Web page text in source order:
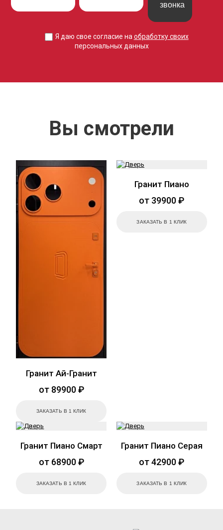
звонка
Я даю свое согласие на обработку своих
персональных данных
Вы смотрели
Гранит Ай-Гранит
от 89900 ₽
ЗАКАЗАТЬ В 1 КЛИК
Гранит Пиано
от 39900 ₽
ЗАКАЗАТЬ В 1 КЛИК
Гранит Пиано Смарт
от 68900 ₽
ЗАКАЗАТЬ В 1 КЛИК
Гранит Пиано Серая
от 42900 ₽
ЗАКАЗАТЬ В 1 КЛИК